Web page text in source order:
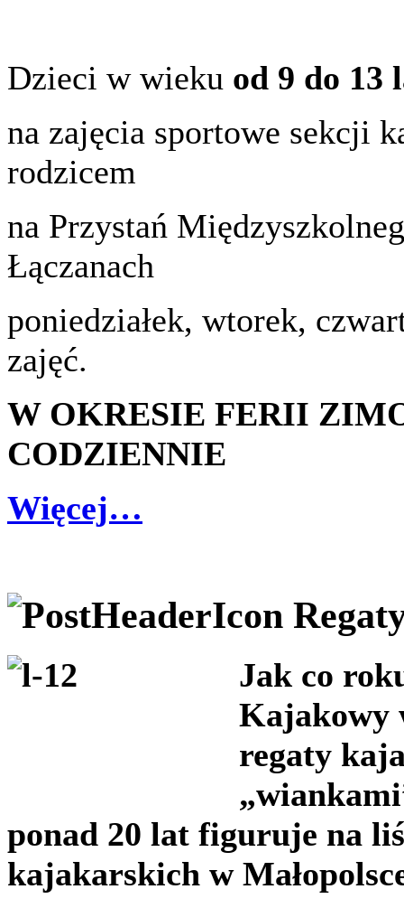
Dzieci w wieku od 9 do 13
na zajęcia sportowe sekcji
rodzicem
na Przystań
Łączanach
poniedziałek, wtorek,
zajęć.
W OKRESIE FERII
CODZIENNIE
Więcej…
Jak co
Kajakowy
regaty
ponad 20 lat figuruje na
kajakarskich w